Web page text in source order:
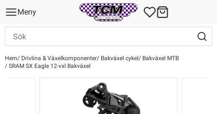
Meny
Hem Drivlina & Växelkomponenter Bakväxel cykel
Bakväxel MTB
SRAM SX Eagle 12-vxl Bakväxel